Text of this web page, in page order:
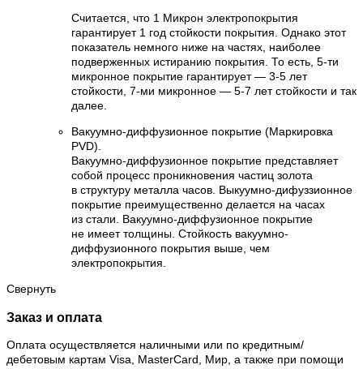
Считается, что 1 Микрон электропокрытия
гарантирует 1 год стойкости покрытия. Однако этот
показатель немного ниже на частях, наиболее
подверженных истиранию покрытия. То есть, 5-ти
микронное покрытие гарантирует — 3-5 лет
стойкости, 7-ми микронное — 5-7 лет стойкости и так
далее.
Вакуумно-диффузионное покрытие (Маркировка
PVD).
Вакуумно-диффузионное покрытие представляет
собой процесс проникновения частиц золота
в структуру металла часов. Выкуумно-дифуззионное
покрытие преимущественно делается на часах
из стали. Вакуумно-диффузионное покрытие
не имеет толщины. Стойкость вакуумно-
диффузионного покрытия выше, чем
электропокрытия.
Свернуть
Заказ и оплата
Оплата осуществляется наличными или по кредитным/
дебетовым картам Visa, MasterCard, Мир, а также при помощи